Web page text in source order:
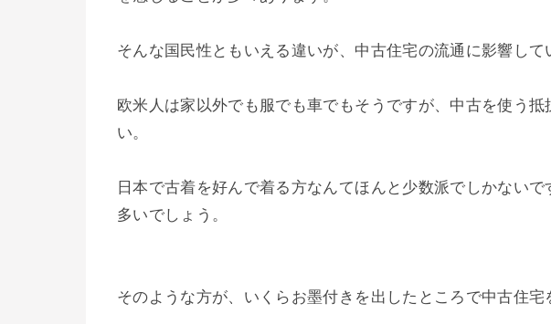
そんな国民性ともいえる違いが、中古住宅の流通に影響して
欧米人は家以外でも服でも車でもそうですが、中古を使う
い。
日本で古着を好んで着る方なんてほんと少数派でしかない
多いでしょう。
そのような方が、いくらお墨付きを出したところで中古住宅